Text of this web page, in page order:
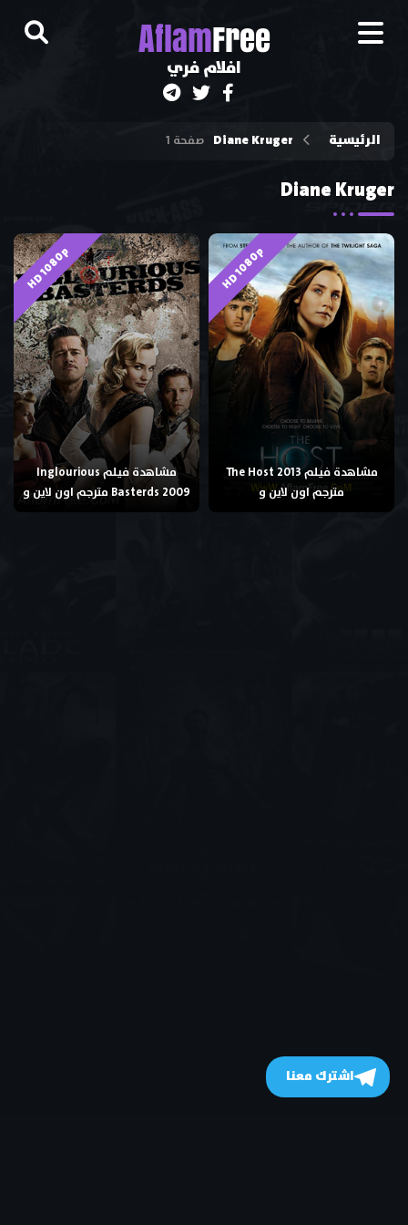
AflamFree
افلام فري
الرئيسية Diane Kruger صفحة 1
Diane Kruger
HD 1080p
مشاهدة فيلم The Host 2013
مترجم اون لاين و
HD 1080p
مشاهدة فيلم Inglourious
Basterds 2009 مترجم اون لاين و
اشترك معنا